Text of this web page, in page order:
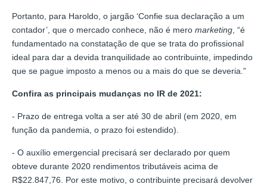
Portanto, para Haroldo, o jargão ‘Confie sua declaração a um
contador’, que o mercado conhece, não é mero marketing , “é
fundamentado na constatação de que se trata do profissional
ideal para dar a devida tranquilidade ao contribuinte, impedindo
que se pague imposto a menos ou a mais do que se deveria.”
Confira as principais mudanças no IR de 2021:
- Prazo de entrega volta a ser até 30 de abril (em 2020, em
função da pandemia, o prazo foi estendido).
- O auxílio emergencial precisará ser declarado por quem
obteve durante 2020 rendimentos tributáveis acima de
R$22.847,76. Por este motivo, o contribuinte precisará devolver